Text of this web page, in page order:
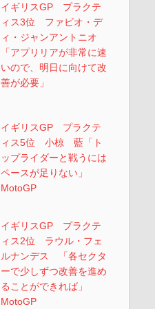
イギリスGP プラクテ
ィス3位 ファビオ・デ
ィ・ジャンアントニオ
「アプリリアが非常に速
いので、明日に向けて改
善が必要」
イギリスGP プラクテ
ィス5位 小椋 藍「ト
ップライダーと戦うには
ペースが足りない」
MotoGP
イギリスGP プラクテ
ィス2位 ラウル・フェ
ルナンデス 「各セクタ
ーで少しずつ改善を進め
ることができれば」
MotoGP